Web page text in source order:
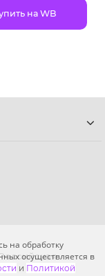
на WB
на обработку
осуществляется в
и Политикой